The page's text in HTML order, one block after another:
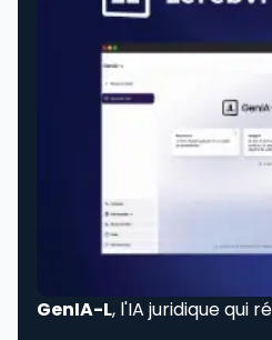
GenIA-L, l'IA juridique qui